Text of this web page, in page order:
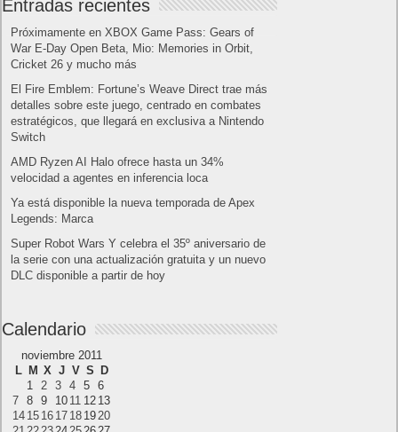
mostrar nuestro número real
¿Cómo ver una versión antigua de página
web?
¿Cómo desactivar suspensión en Windows 7,
Windows 8 y XP?
¿Cómo descargar Windows 10 abril 2018
oficialmente y gratis? Actualizar archivos ISO
Entradas recientes
War E-Day Open Beta, Mio: Memories in Orbit,
Cricket 26 y mucho más
estratégicos, que llegará en exclusiva a Nintendo
AMD Ryzen AI Halo ofrece hasta un 34%
velocidad a agentes en inferencia loca
Ya está disponible la nueva temporada de Apex